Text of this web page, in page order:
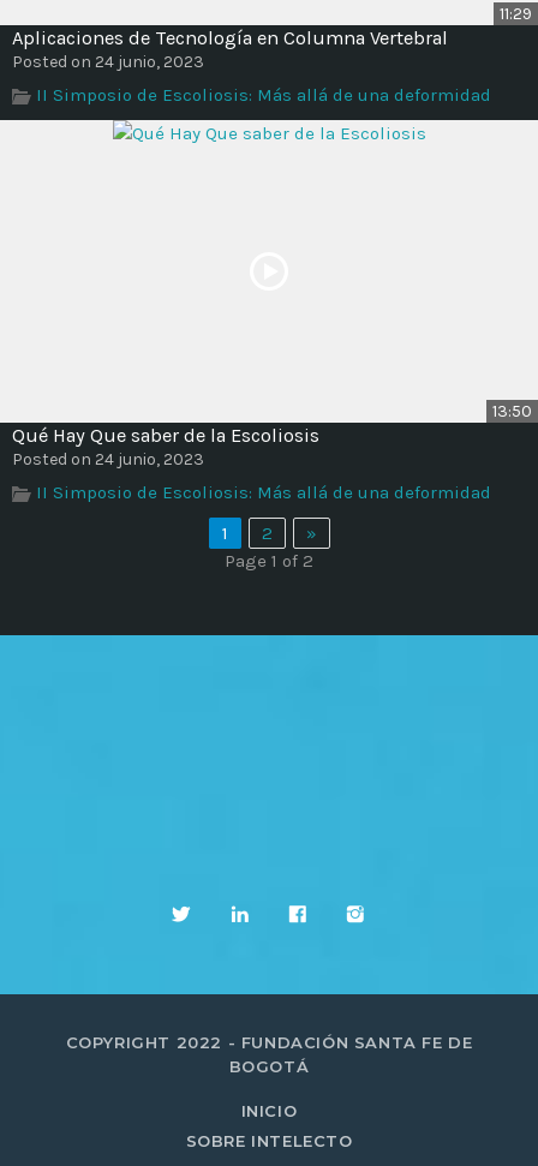
11:29
Aplicaciones de Tecnología en Columna Vertebral
Posted on 24 junio, 2023
II Simposio de Escoliosis: Más allá de una deformidad
13:50
Qué Hay Que saber de la Escoliosis
Posted on 24 junio, 2023
II Simposio de Escoliosis: Más allá de una deformidad
1
2
»
Page 1 of 2
COPYRIGHT 2022 - FUNDACIÓN SANTA FE DE
BOGOTÁ
INICIO
SOBRE INTELECTO